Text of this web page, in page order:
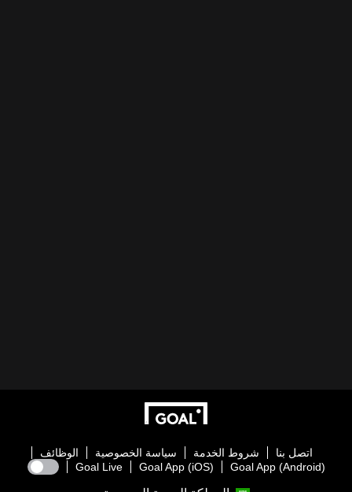
اتصل بنا شروط الخدمة سياسة الخصوصية
الوظائف
Goal App (Android)
Goal App (iOS)
Goal Live